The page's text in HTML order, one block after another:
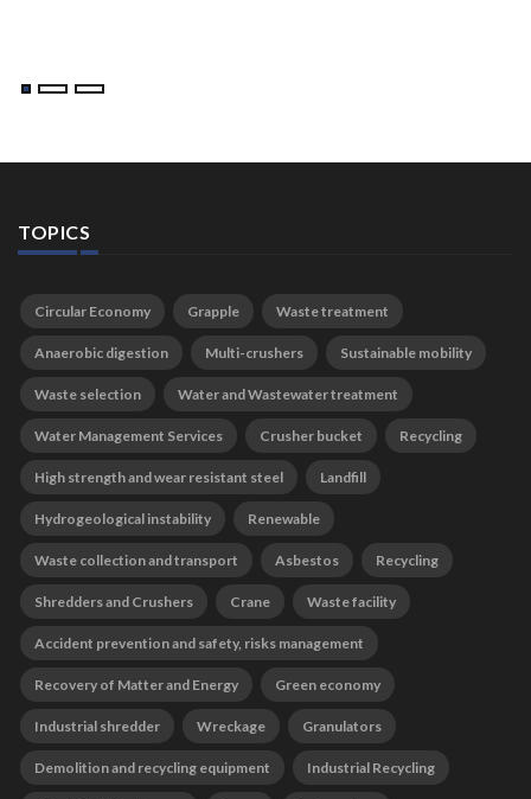
TOPICS
Circular Economy Grapple Waste treatment
Anaerobic digestion Multi-crushers Sustainable mobility
Waste selection Water and Wastewater treatment
Water Management Services Crusher bucket Recycling
High strength and wear resistant steel Landfill
Hydrogeological instability Renewable
Waste collection and transport Asbestos Recycling
Shredders and Crushers Crane Waste facility
Accident prevention and safety, risks management
Recovery of Matter and Energy Green economy
Industrial shredder Wreckage Granulators
Demolition and recycling equipment Industrial Recycling